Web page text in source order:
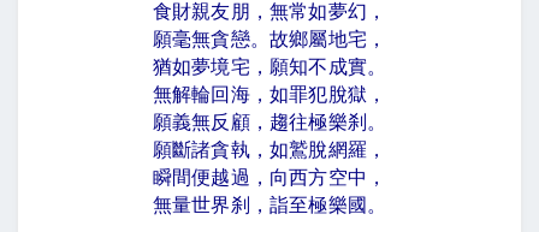
食財親友朋，無常如夢幻，
願毫無貪戀。故鄉屬地宅，
猶如夢境宅，願知不成實。
無解輪回海，如罪犯脫獄，
願義無反顧，趨往極樂刹。
願斷諸貪執，如鷲脫網羅，
瞬間便越過，向西方空中，
無量世界刹，詣至極樂國。